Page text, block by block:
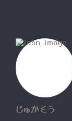
じゅかそう